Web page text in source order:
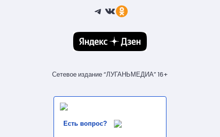
Telegram
ВКонтакте
Ссылка
Сетевое издание “ЛУГАНЬМЕДИА” 16+
Есть вопрос?